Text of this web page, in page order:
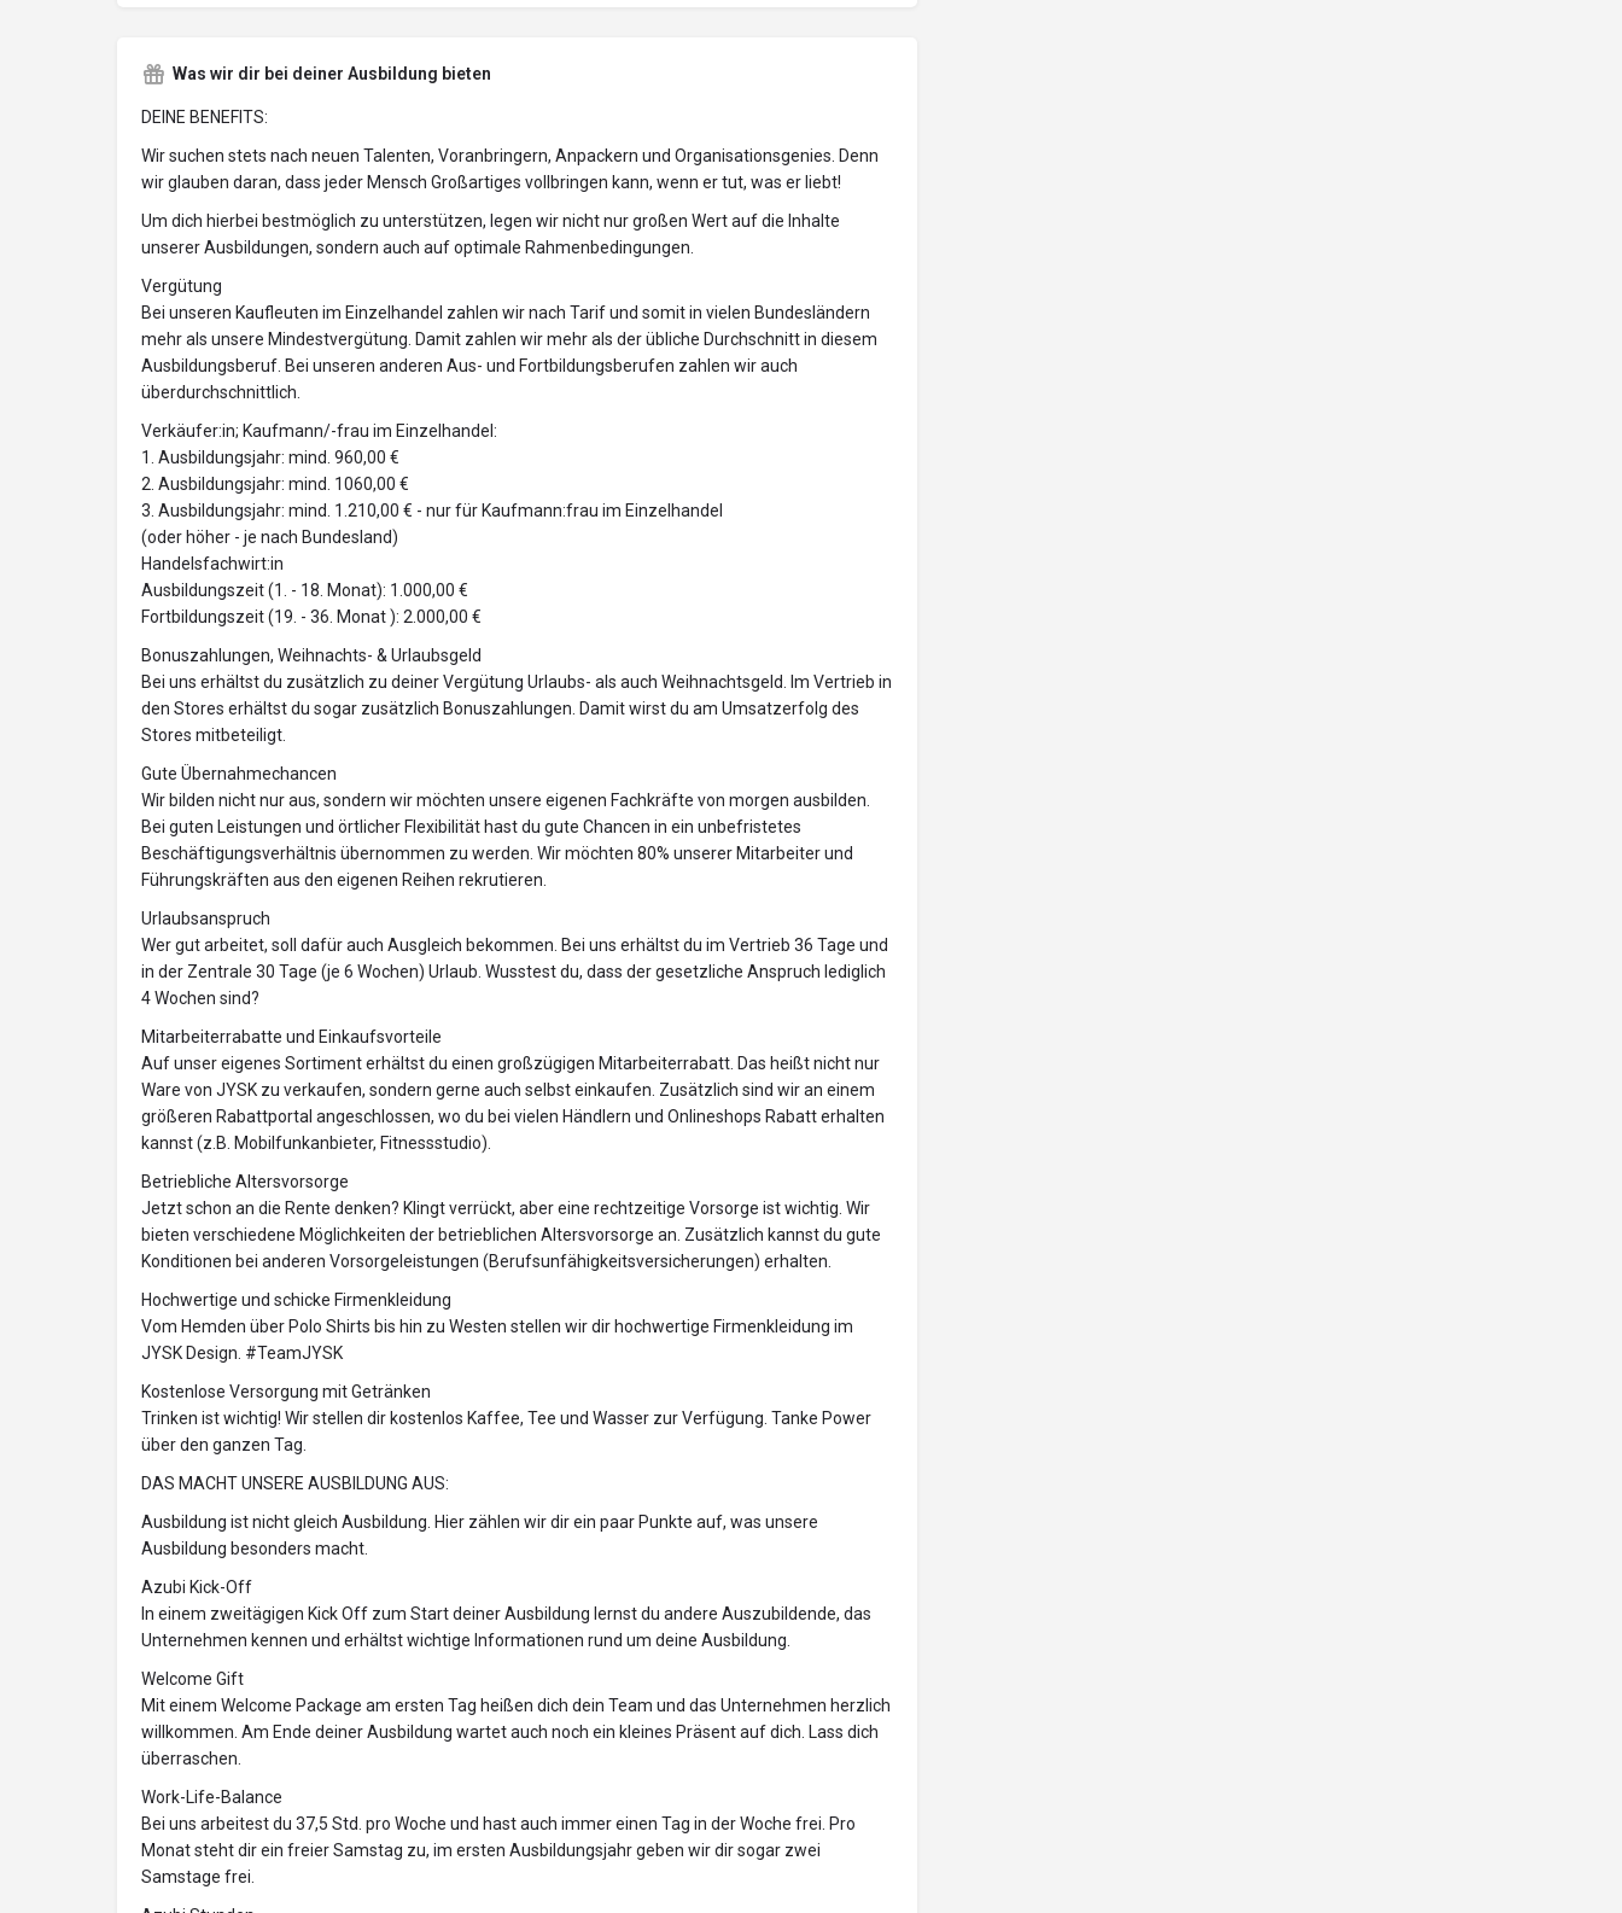
Was wir dir bei deiner Ausbildung bieten
DEINE BENEFITS:
Wir suchen stets nach neuen Talenten, Voranbringern, Anpackern und Organisationsgenies. Denn
wir glauben daran, dass jeder Mensch Großartiges vollbringen kann, wenn er tut, was er liebt!
Um dich hierbei bestmöglich zu unterstützen, legen wir nicht nur großen Wert auf die Inhalte
unserer Ausbildungen, sondern auch auf optimale Rahmenbedingungen.
Vergütung
Bei unseren Kaufleuten im Einzelhandel zahlen wir nach Tarif und somit in vielen Bundesländern
mehr als unsere Mindestvergütung. Damit zahlen wir mehr als der übliche Durchschnitt in diesem
Ausbildungsberuf. Bei unseren anderen Aus- und Fortbildungsberufen zahlen wir auch
überdurchschnittlich.
Verkäufer:in; Kaufmann/-frau im Einzelhandel:
1. Ausbildungsjahr: mind. 960,00 €
2. Ausbildungsjahr: mind. 1060,00 €
3. Ausbildungsjahr: mind. 1.210,00 € - nur für Kaufmann:frau im Einzelhandel
(oder höher - je nach Bundesland)
Handelsfachwirt:in
Ausbildungszeit (1. - 18. Monat): 1.000,00 €
Fortbildungszeit (19. - 36. Monat ): 2.000,00 €
Bonuszahlungen, Weihnachts- & Urlaubsgeld
Bei uns erhältst du zusätzlich zu deiner Vergütung Urlaubs- als auch Weihnachtsgeld. Im Vertrieb in
den Stores erhältst du sogar zusätzlich Bonuszahlungen. Damit wirst du am Umsatzerfolg des
Stores mitbeteiligt.
Gute Übernahmechancen
Wir bilden nicht nur aus, sondern wir möchten unsere eigenen Fachkräfte von morgen ausbilden.
Bei guten Leistungen und örtlicher Flexibilität hast du gute Chancen in ein unbefristetes
Beschäftigungsverhältnis übernommen zu werden. Wir möchten 80% unserer Mitarbeiter und
Führungskräften aus den eigenen Reihen rekrutieren.
Urlaubsanspruch
Wer gut arbeitet, soll dafür auch Ausgleich bekommen. Bei uns erhältst du im Vertrieb 36 Tage und
in der Zentrale 30 Tage (je 6 Wochen) Urlaub. Wusstest du, dass der gesetzliche Anspruch lediglich
4 Wochen sind?
Mitarbeiterrabatte und Einkaufsvorteile
Auf unser eigenes Sortiment erhältst du einen großzügigen Mitarbeiterrabatt. Das heißt nicht nur
Ware von JYSK zu verkaufen, sondern gerne auch selbst einkaufen. Zusätzlich sind wir an einem
größeren Rabattportal angeschlossen, wo du bei vielen Händlern und Onlineshops Rabatt erhalten
kannst (z.B. Mobilfunkanbieter, Fitnessstudio).
Betriebliche Altersvorsorge
Jetzt schon an die Rente denken? Klingt verrückt, aber eine rechtzeitige Vorsorge ist wichtig. Wir
bieten verschiedene Möglichkeiten der betrieblichen Altersvorsorge an. Zusätzlich kannst du gute
Konditionen bei anderen Vorsorgeleistungen (Berufsunfähigkeitsversicherungen) erhalten.
Hochwertige und schicke Firmenkleidung
Vom Hemden über Polo Shirts bis hin zu Westen stellen wir dir hochwertige Firmenkleidung im
JYSK Design. #TeamJYSK
Kostenlose Versorgung mit Getränken
Trinken ist wichtig! Wir stellen dir kostenlos Kaffee, Tee und Wasser zur Verfügung. Tanke Power
über den ganzen Tag.
DAS MACHT UNSERE AUSBILDUNG AUS:
Ausbildung ist nicht gleich Ausbildung. Hier zählen wir dir ein paar Punkte auf, was unsere
Ausbildung besonders macht.
Azubi Kick-Off
In einem zweitägigen Kick Off zum Start deiner Ausbildung lernst du andere Auszubildende, das
Unternehmen kennen und erhältst wichtige Informationen rund um deine Ausbildung.
Welcome Gift
Mit einem Welcome Package am ersten Tag heißen dich dein Team und das Unternehmen herzlich
willkommen. Am Ende deiner Ausbildung wartet auch noch ein kleines Präsent auf dich. Lass dich
überraschen.
Work-Life-Balance
Bei uns arbeitest du 37,5 Std. pro Woche und hast auch immer einen Tag in der Woche frei. Pro
Monat steht dir ein freier Samstag zu, im ersten Ausbildungsjahr geben wir dir sogar zwei
Samstage frei.